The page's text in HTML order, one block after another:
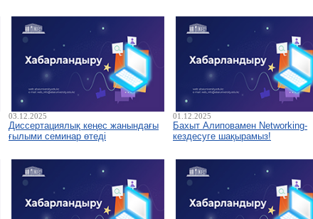
03.12.2025
Диссертациялық кеңес жанындағы
ғылыми семинар өтеді
01.12.2025
Бахыт Алиповамен Networking-
кездесуге шақырамыз!